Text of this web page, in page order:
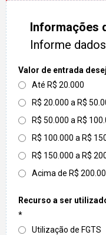
Informações
Informe
Valor de entrada
Até R$ 20.000
R$ 20.000 a R$
R$ 50.000 a R$
R$ 100.000 a R$
R$ 150.000 a R$
Acima de R$
Recurso a ser
*
Utilização de FGTS